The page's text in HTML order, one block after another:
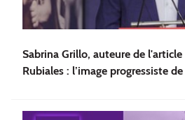
Sabrina Grillo, auteure de l'article
Rubiales : l’image progressiste